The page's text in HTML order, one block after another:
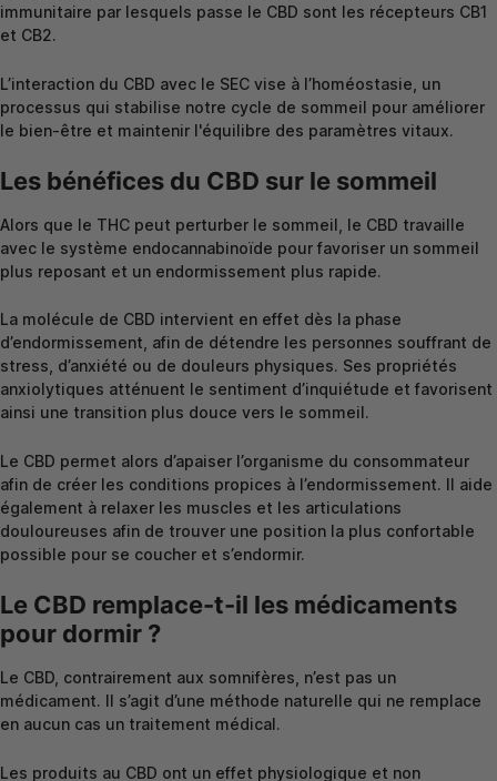
immunitaire par lesquels passe le CBD sont les récepteurs CB1
et CB2.
L’interaction du CBD avec le SEC vise à l’homéostasie, un
processus qui stabilise notre cycle de sommeil pour améliorer
le bien-être et maintenir l'équilibre des paramètres vitaux.
Les bénéfices du CBD sur le sommeil
Alors que le THC peut perturber le sommeil, le CBD travaille
avec le système endocannabinoïde pour favoriser un sommeil
plus reposant et un endormissement plus rapide.
La molécule de CBD intervient en effet dès la phase
d’endormissement, afin de détendre les personnes souffrant de
stress, d’anxiété ou de douleurs physiques. Ses propriétés
anxiolytiques atténuent le sentiment d’inquiétude et favorisent
ainsi une transition plus douce vers le sommeil.
Le CBD permet alors d’apaiser l’organisme du consommateur
afin de créer les conditions propices à l’endormissement. Il aide
également à relaxer les muscles et les articulations
douloureuses afin de trouver une position la plus confortable
possible pour se coucher et s’endormir.
Le CBD remplace-t-il les médicaments
pour dormir ?
Le CBD, contrairement aux somnifères, n’est pas un
médicament. Il s’agit d’une méthode naturelle qui ne remplace
en aucun cas un traitement médical.
Les produits au CBD ont un effet physiologique et non